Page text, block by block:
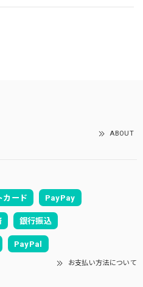
ABOUT
カード PayPay
銀行振込
PayPal
お支払い方法について